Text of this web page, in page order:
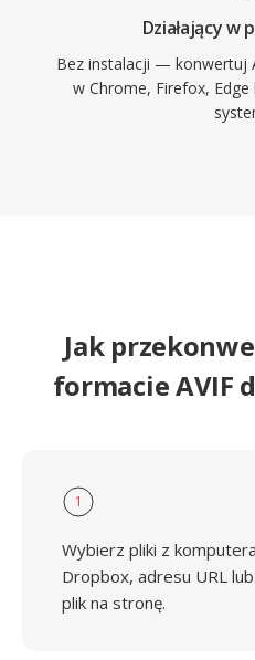
Działający w
Bez instalacji — konwertuj
w Chrome, Firefox,
Jak
formacie AVIF
1
Wybierz pliki z
Dropbox, adresu URL
plik na stronę.